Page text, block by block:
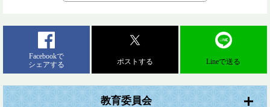
Facebookで
シェアする
ポストする Lineで送る
教育委員会